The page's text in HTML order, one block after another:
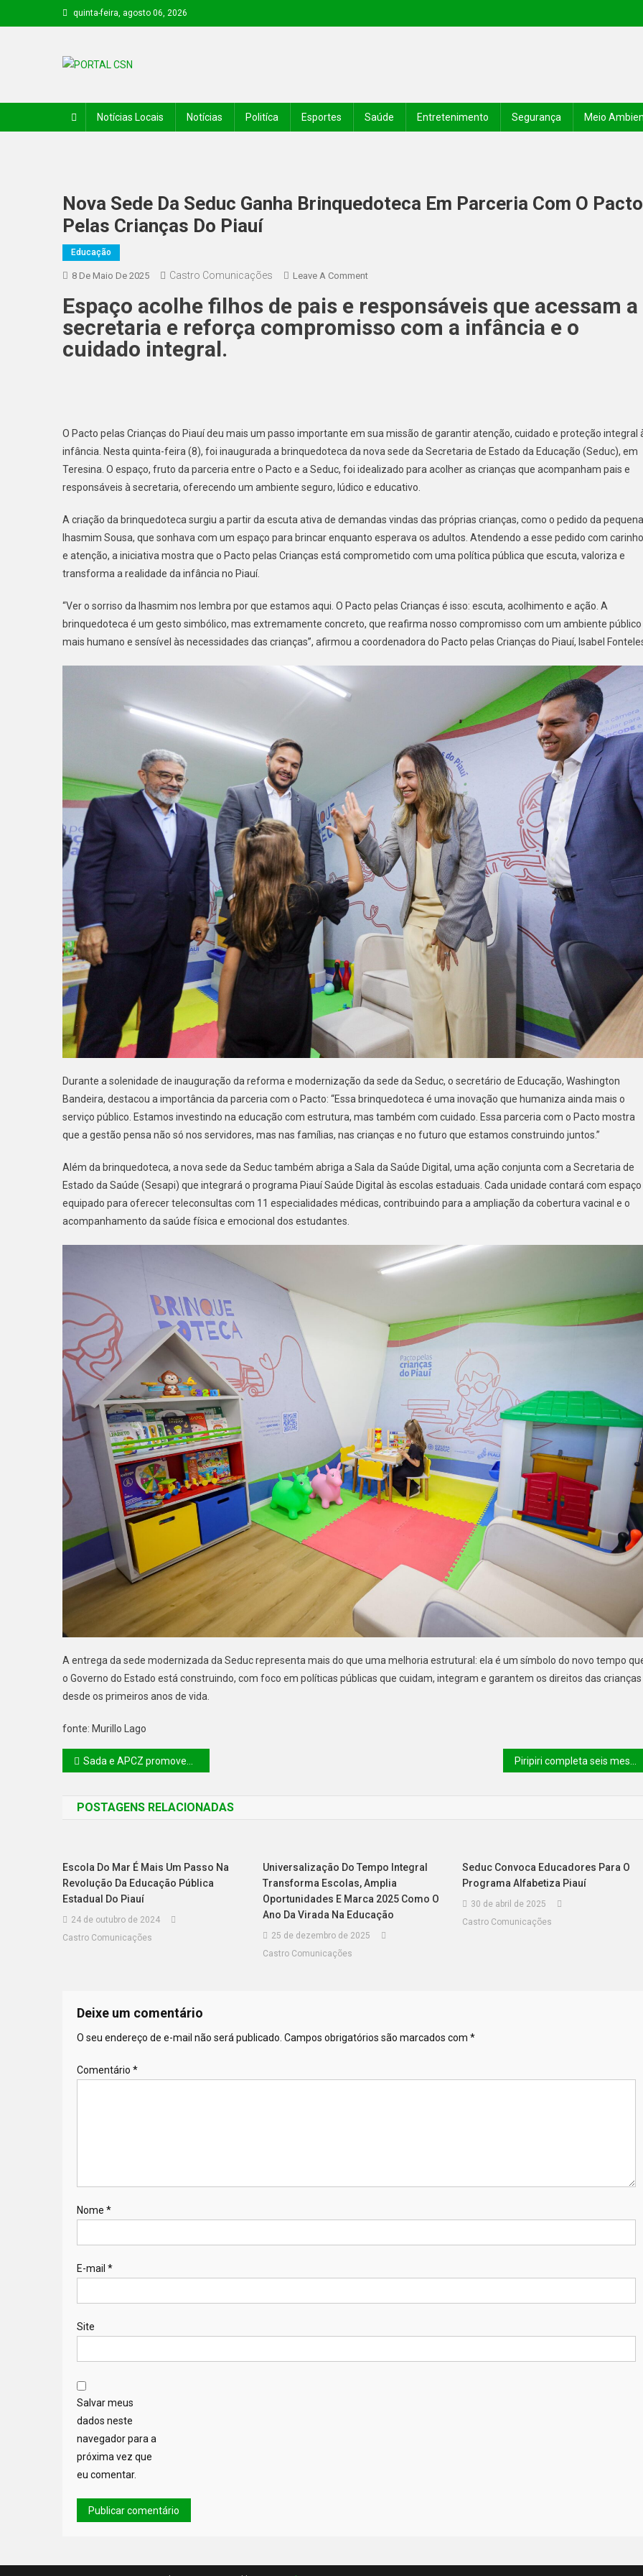
quinta-feira, agosto 06, 2026
Notícias Locais Notícias Politíca Esportes Saúde Entretenimento Segurança Meio
Nova Sede Da Seduc Ganha Brinquedoteca Em Parceria Com O Pacto
Pelas Crianças Do Piauí
Educação
8 De Maio De 2025 Castro Comunicações Leave A Comment
Espaço acolhe filhos de pais e responsáveis que acessam a
secretaria e reforça compromisso com a infância e o
cuidado integral.
O Pacto pelas Crianças do Piauí deu mais um passo importante em sua missão de garantir atenção, cuidado e proteção integral
infância. Nesta quinta-feira (8), foi inaugurada a brinquedoteca da nova sede da Secretaria de Estado da Educação (Seduc), em
Teresina. O espaço, fruto da parceria entre o Pacto e a Seduc, foi idealizado para acolher as crianças que acompanham pais e
responsáveis à secretaria, oferecendo um ambiente seguro, lúdico e educativo.
A criação da brinquedoteca surgiu a partir da escuta ativa de demandas vindas das próprias crianças, como o pedido da pequena
Ihasmim Sousa, que sonhava com um espaço para brincar enquanto esperava os adultos. Atendendo a esse pedido com carinho
e atenção, a iniciativa mostra que o Pacto pelas Crianças está comprometido com uma política pública que escuta, valoriza e
transforma a realidade da infância no Piauí.
“Ver o sorriso da Ihasmim nos lembra por que estamos aqui. O Pacto pelas Crianças é isso: escuta, acolhimento e ação. A
brinquedoteca é um gesto simbólico, mas extremamente concreto, que reafirma nosso compromisso com um ambiente público
mais humano e sensível às necessidades das crianças”, afirmou a coordenadora do Pacto pelas Crianças do Piauí, Isabel
Durante a solenidade de inauguração da reforma e modernização da sede da Seduc, o secretário de Educação, Washington
Bandeira, destacou a importância da parceria com o Pacto: “Essa brinquedoteca é uma inovação que humaniza ainda mais o
serviço público. Estamos investindo na educação com estrutura, mas também com cuidado. Essa parceria com o Pacto mostra
que a gestão pensa não só nos servidores, mas nas famílias, nas crianças e no futuro que estamos construindo juntos.”
Além da brinquedoteca, a nova sede da Seduc também abriga a Sala da Saúde Digital, uma ação conjunta com a Secretaria de
Estado da Saúde (Sesapi) que integrará o programa Piauí Saúde Digital às escolas estaduais. Cada unidade contará com espaço
equipado para oferecer teleconsultas com 11 especialidades médicas, contribuindo para a ampliação da cobertura vacinal e o
acompanhamento da saúde física e emocional dos estudantes.
A entrega da sede modernizada da Seduc representa mais do que uma melhoria estrutural: ela é um símbolo do novo tempo
o Governo do Estado está construindo, com foco em políticas públicas que cuidam, integram e garantem os direitos das crianças
desde os primeiros anos de vida.
fonte: Murillo Lago
Sada e APCZ promovem a 48ª edição da Expocorrente
POSTAGENS RELACIONADAS
Escola Do Mar É Mais Um Passo Na
Revolução Da Educação Pública
Estadual Do Piauí
24 de outubro de 2024
Castro Comunicações
Universalização Do Tempo Integral
Transforma Escolas, Amplia
Oportunidades E Marca 2025 Como O
Ano Da Virada Na Educação
25 de dezembro de 2025
Castro Comunicações
Seduc Convoca Educadores Para O
Programa Alfabetiza Piauí
30 de abril de 2025
Castro Comunicações
Deixe um comentário
O seu endereço de e-mail não será publicado. Campos obrigatórios são marcados com *
Comentário *
Nome *
E-mail *
Site
Salvar meus
dados neste
navegador para a
próxima vez que
eu comentar.